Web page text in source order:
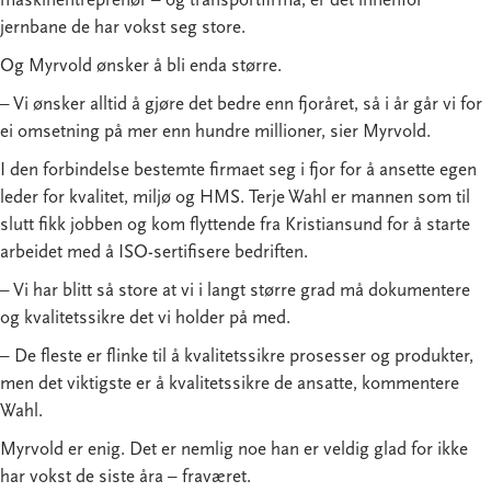
jernbane de har vokst seg store.
Og Myrvold ønsker å bli enda større.
– Vi ønsker alltid å gjøre det bedre enn fjoråret, så i år går vi for
ei omsetning på mer enn hundre millioner, sier Myrvold.
I den forbindelse bestemte firmaet seg i fjor for å ansette egen
leder for kvalitet, miljø og HMS. Terje Wahl er mannen som til
slutt fikk jobben og kom flyttende fra Kristiansund for å starte
arbeidet med å ISO-sertifisere bedriften.
– Vi har blitt så store at vi i langt større grad må dokumentere
og kvalitetssikre det vi holder på med.
– De fleste er flinke til å kvalitetssikre prosesser og produkter,
men det viktigste er å kvalitetssikre de ansatte, kommentere
Wahl.
Myrvold er enig. Det er nemlig noe han er veldig glad for ikke
har vokst de siste åra – fraværet.